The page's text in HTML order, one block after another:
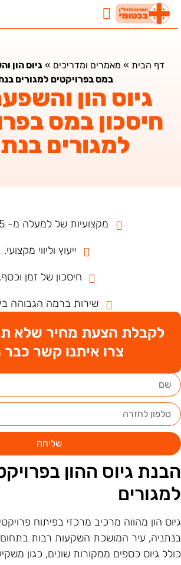
דף הבית»מאמרים ומדריכים»גיוס הון
במס בפרויקטים למגורים
גיוס הון
חיסכון במס
למגורים
מקצועיות של למעלה מ- 15 שנה.
ייעוץ וליווי מקצועי.
חיסכון של זמן וכסף.
שירות ברמה הגבוהה
לקבלת הצעת מחיר שלא
צרו איתנו קשר כבר
שליחה
גיוס ההון
הון מהווה מרכיב מרכזי בפיתוח
עיר המושכת השקעות רבות בתחום
גיוס כספים ממקורות שונים, כגון